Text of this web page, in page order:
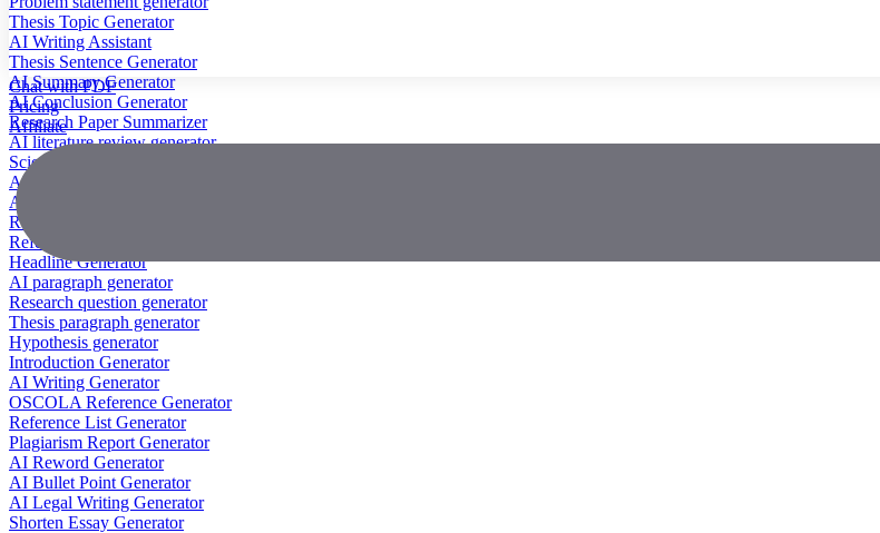
Thesis Topic Generator
AI Writing Assistant
Thesis Sentence Generator
AI Summary Generator
AI Conclusion Generator
Research Paper Summarizer
AI literature review generator
Scientific Paper Summarizer
AI case study generator
AI Research Paper Generator
Research Title Generator
Reference Generator
Headline Generator
AI paragraph generator
Research question generator
Thesis paragraph generator
Hypothesis generator
Introduction Generator
AI Writing Generator
OSCOLA Reference Generator
Reference List Generator
Plagiarism Report Generator
AI Reword Generator
AI Bullet Point Generator
AI Legal Writing Generator
Shorten Essay Generator
Chat with PDF
Pricing
Affiliate